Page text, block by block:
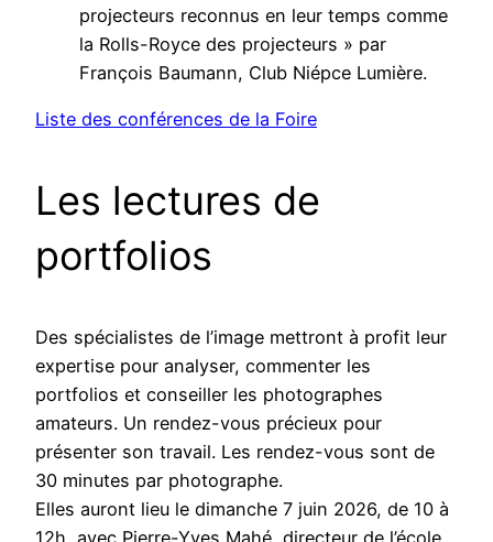
projecteurs reconnus en leur temps comme
la Rolls-Royce des projecteurs » par
François Baumann, Club Niépce Lumière.
Liste des conférences de la Foire
Les lectures de
portfolios
Des spécialistes de l’image mettront à profit leur
expertise pour analyser, commenter les
portfolios et conseiller les photographes
amateurs. Un rendez-vous précieux pour
présenter son travail. Les rendez-vous sont de
30 minutes par photographe.
Elles auront lieu le dimanche 7 juin 2026, de 10 à